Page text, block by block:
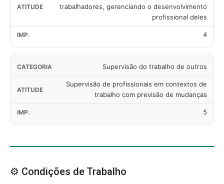
trabalhadores, gerenciando o desenvolvimento
profissional deles
4
Supervisão do trabalho de outros
Supervisão de profissionais em contextos de
trabalho com previsão de mudanças
5
⚙️ Condições de Trabalho